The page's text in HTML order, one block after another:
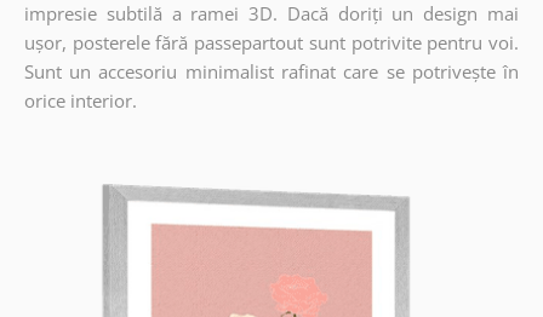
impresie subtilă a ramei 3D. Dacă doriți un design mai
ușor, posterele fără passepartout sunt potrivite pentru voi.
Sunt un accesoriu minimalist rafinat care se potrivește în
orice interior.